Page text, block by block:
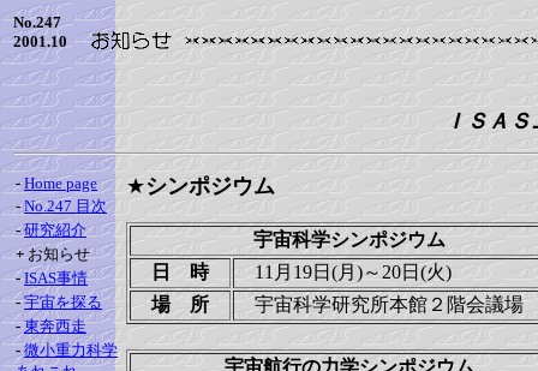
No.247
2001.10
ＩＳＡ
- Home page
- No.247 目次
- 研究紹介
+お知らせ
- ISAS事情
- 宇宙を探る
- 東奔西走
- 微小重力科学
★シンポジウム
宇宙科学シンポジウム
日 時
11月19日(月)～20日(火)
場 所 宇宙科学研究所本館２階会
宇宙航行の力学シンポジウム